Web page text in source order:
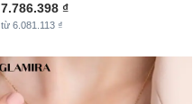
7.786.398 ₫
từ 6.081.113 ₫